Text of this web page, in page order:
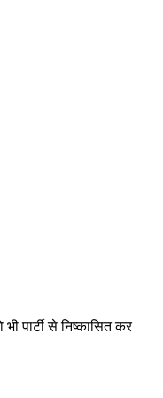
पार्टी से निष्कासित कर